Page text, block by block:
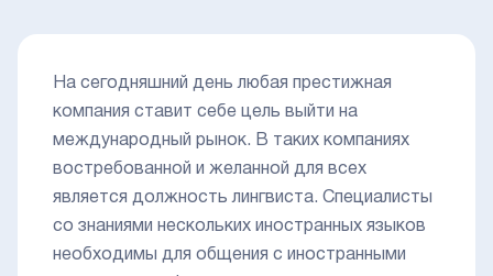
На сегодняшний день любая престижная
компания ставит себе цель выйти на
международный рынок. В таких компаниях
востребованной и желанной для всех
является должность лингвиста. Специалисты
со знаниями нескольких иностранных языков
необходимы для общения с иностранными